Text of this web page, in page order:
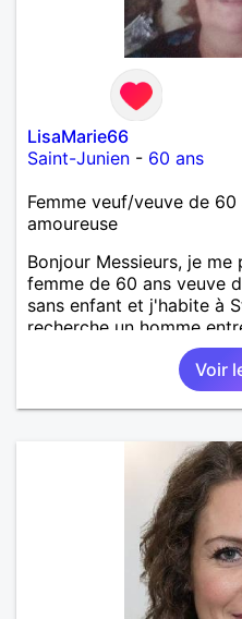
LisaMarie66
Saint-Junien - 60 ans
Femme veuf/veuve de
amoureuse
Bonjour Messieurs, je me
femme de 60 ans veuve
sans enfant et j'habite à
recherche un homme
alentours pour faire
par la suite. Je recherche
honnête et qui soit gentil
l'écoute. Je suis une
sérieuse et suivie
Voir